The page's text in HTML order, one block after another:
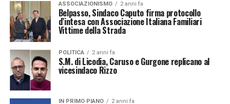
ASSOCIAZIONISMO 2 anni fa
Belpasso, Sindaco Caputo firma protocollo
d’intesa con Associazione Italiana Familiari
Vittime della Strada
POLITICA 2 anni fa
S.M. di Licodia, Caruso e Gurgone replicano al
vicesindaco Rizzo
IN PRIMO PIANO 2 anni fa